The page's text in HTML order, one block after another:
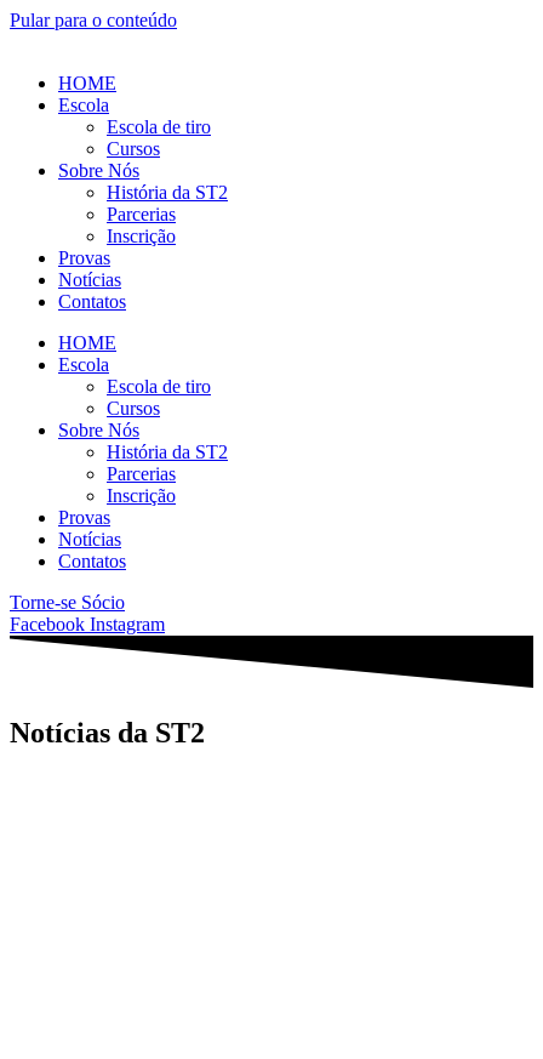
Pular para o conteúdo
HOME
Escola
Escola de tiro
Cursos
Sobre Nós
História da ST2
Parcerias
Inscrição
Provas
Notícias
Contatos
HOME
Escola
Escola de tiro
Cursos
Sobre Nós
História da ST2
Parcerias
Inscrição
Provas
Notícias
Contatos
Torne-se Sócio
Facebook Instagram
Notícias da ST2